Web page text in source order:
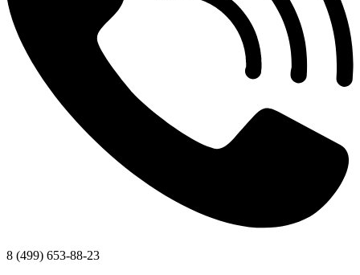
8 (499) 653-88-23